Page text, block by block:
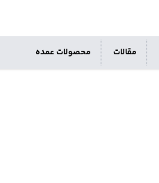
مقالات محصولات عمده